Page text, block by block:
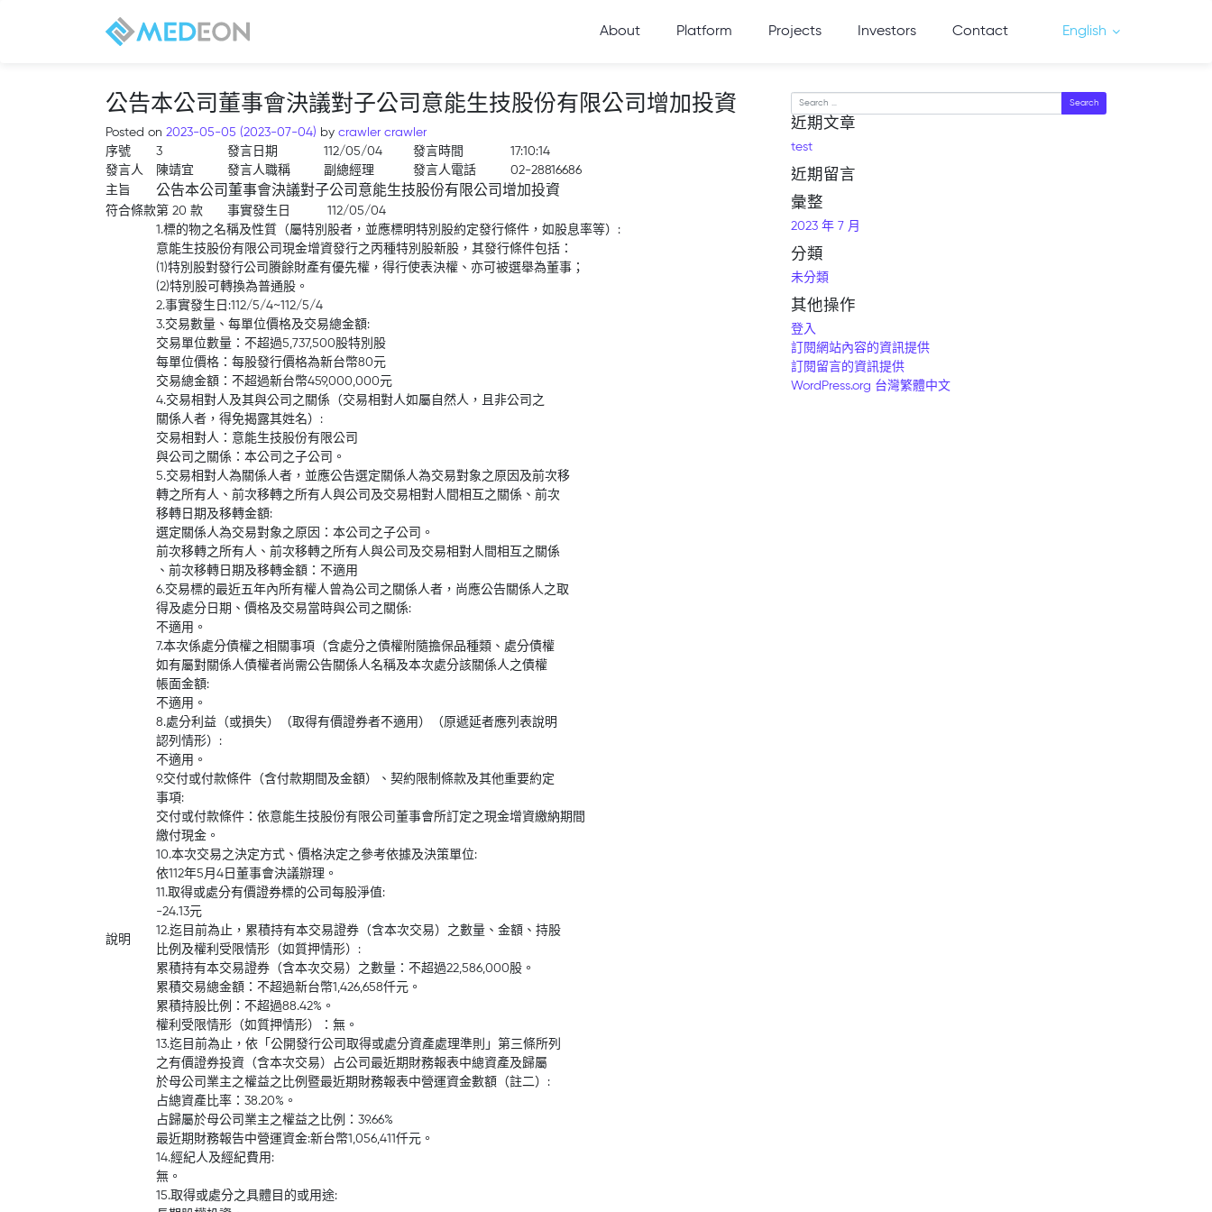
About Platform Projects Investors Contact English
公告本公司董事會決議對子公司意能生技股份有限公司增加投資
Posted on 2023-05-05 (2023-07-04) by crawler crawler
序號
3 發言日期 112/05/04 發言時間
17:10:14
發言人
陳靖宜 發言人職稱 副總經理 發言人電話
02-28816686
主旨
公告本公司董事會決議對子公司意能生技股份有限公司增加投資
符合條款第 20 款 事實發生日 112/05/04
說明
1.標的物之名稱及性質（屬特別股者，並應標明特別股約定發行條件，如股息率等）:
意能生技股份有限公司現金增資發行之丙種特別股新股，其發行條件包括：
(1)特別股對發行公司賸餘財產有優先權，得行使表決權、亦可被選舉為董事；
(2)特別股可轉換為普通股。
2.事實發生日:112/5/4~112/5/4
3.交易數量、每單位價格及交易總金額:
交易單位數量：不超過5,737,500股特別股
每單位價格：每股發行價格為新台幣80元
交易總金額：不超過新台幣459,000,000元
4.交易相對人及其與公司之關係（交易相對人如屬自然人，且非公司之
關係人者，得免揭露其姓名）:
交易相對人：意能生技股份有限公司
與公司之關係：本公司之子公司。
5.交易相對人為關係人者，並應公告選定關係人為交易對象之原因及前次移
轉之所有人、前次移轉之所有人與公司及交易相對人間相互之關係、前次
移轉日期及移轉金額:
選定關係人為交易對象之原因：本公司之子公司。
前次移轉之所有人、前次移轉之所有人與公司及交易相對人間相互之關係
、前次移轉日期及移轉金額：不適用
6.交易標的最近五年內所有權人曾為公司之關係人者，尚應公告關係人之取
得及處分日期、價格及交易當時與公司之關係:
不適用。
7.本次係處分債權之相關事項（含處分之債權附隨擔保品種類、處分債權
如有屬對關係人債權者尚需公告關係人名稱及本次處分該關係人之債權
帳面金額:
不適用。
8.處分利益（或損失）（取得有價證券者不適用）（原遞延者應列表說明
認列情形）:
不適用。
9.交付或付款條件（含付款期間及金額）、契約限制條款及其他重要約定
事項:
交付或付款條件：依意能生技股份有限公司董事會所訂定之現金增資繳納期間
繳付現金。
10.本次交易之決定方式、價格決定之參考依據及決策單位:
依112年5月4日董事會決議辦理。
11.取得或處分有價證券標的公司每股淨值:
-24.13元
12.迄目前為止，累積持有本交易證券（含本次交易）之數量、金額、持股
比例及權利受限情形（如質押情形）:
累積持有本交易證券（含本次交易）之數量：不超過22,586,000股。
累積交易總金額：不超過新台幣1,426,658仟元。
累積持股比例：不超過88.42%。
權利受限情形（如質押情形）：無。
13.迄目前為止，依「公開發行公司取得或處分資產處理準則」第三條所列
之有價證券投資（含本次交易）占公司最近期財務報表中總資產及歸屬
於母公司業主之權益之比例暨最近期財務報表中營運資金數額（註二）:
占總資產比率：38.20%。
占歸屬於母公司業主之權益之比例：39.66%
最近期財務報告中營運資金:新台幣1,056,411仟元。
14.經紀人及經紀費用:
無。
15.取得或處分之具體目的或用途:
Search
近期文章
test
近期留言
彙整
2023 年 7 月
分類
未分類
其他操作
登入
訂閱網站內容的資訊提供
訂閱留言的資訊提供
WordPress.org 台灣繁體中文